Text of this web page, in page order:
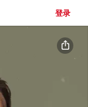
登录